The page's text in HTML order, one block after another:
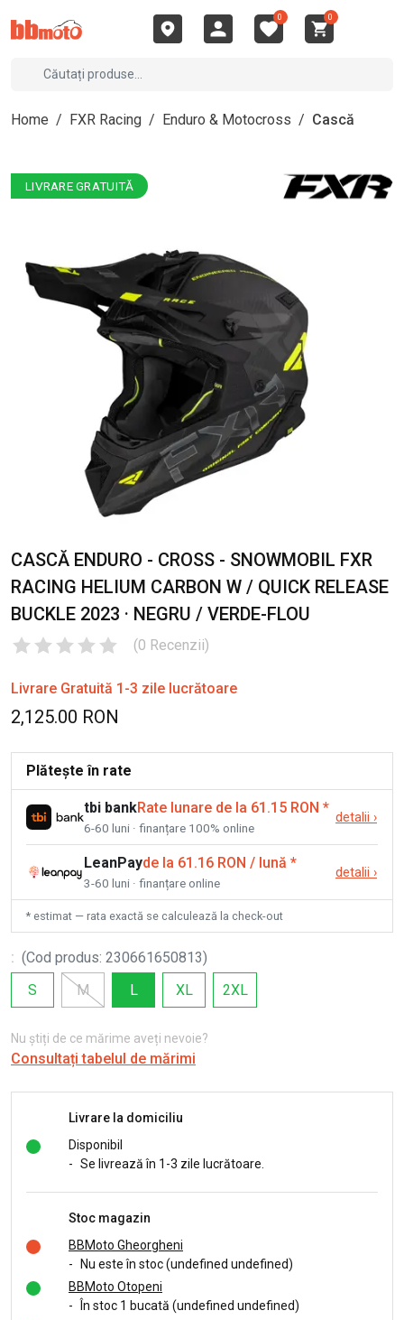
0 0
Home / FXR Racing / Enduro & Motocross / Cască
LIVRARE GRATUITĂ
CASCĂ ENDURO - CROSS - SNOWMOBIL FXR
RACING HELIUM CARBON W / QUICK RELEASE
BUCKLE 2023 · NEGRU / VERDE-FLOU
(0 Recenzii)
Livrare Gratuită 1-3 zile lucrătoare
2,125.00 RON
Plătește în rate
tbi bankRate lunare de la 61.15 RON *
6-60 luni · finanțare 100% online
detalii ›
LeanPayde la 61.16 RON / lună *
3-60 luni · finanțare online
detalii ›
* estimat — rata exactă se calculează la check-out
: (Cod produs: 230661650813)
S
M L XL 2XL
Nu știți de ce mărime aveți nevoie?
Consultați tabelul de mărimi
Livrare la domiciliu
Disponibil
- Se livrează în 1-3 zile lucrătoare.
Stoc magazin
BBMoto Gheorgheni
-
Nu este în stoc (undefined undefined)
BBMoto Otopeni
-
În stoc 1 bucată (undefined undefined)